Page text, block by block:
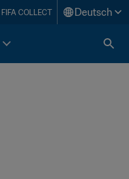
FIFA COLLECT Deutsch